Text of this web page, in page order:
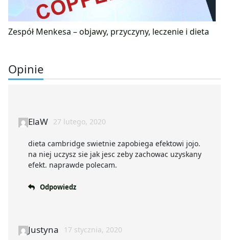
Zespół Menkesa – objawy, przyczyny, leczenie i dieta
Opinie
ElaW 27 lutego, 2020
dieta cambridge swietnie zapobiega efektowi jojo.
na niej uczysz sie jak jesc zeby zachowac uzyskany
efekt. naprawde polecam.
Odpowiedz
Justyna 17 stycznia, 2020